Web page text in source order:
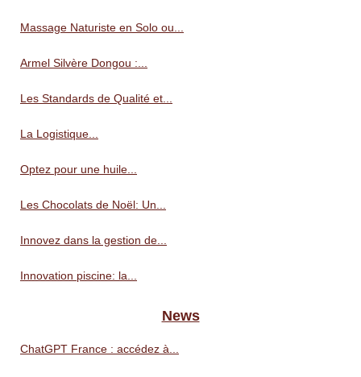
Massage Naturiste en Solo ou...
Armel Silvère Dongou :...
Les Standards de Qualité et...
La Logistique...
Optez pour une huile...
Les Chocolats de Noël: Un...
Innovez dans la gestion de...
Innovation piscine: la...
News
ChatGPT France : accédez à...